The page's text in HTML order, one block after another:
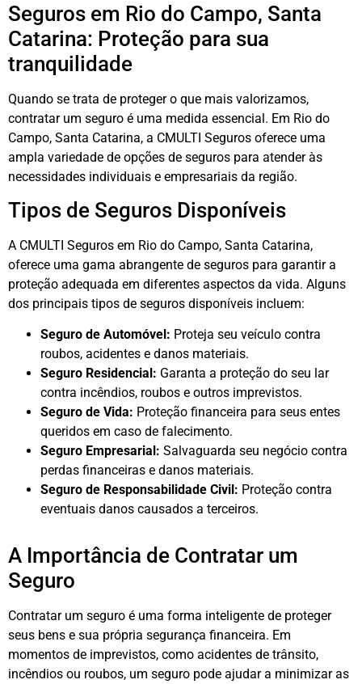
Seguros em Rio do Campo, Santa
Catarina: Proteção para sua
tranquilidade
Quando se trata de proteger o que mais valorizamos,
contratar um seguro é uma medida essencial. Em Rio do
Campo, Santa Catarina, a CMULTI Seguros oferece uma
ampla variedade de opções de seguros para atender às
necessidades individuais e empresariais da região.
Tipos de Seguros Disponíveis
A CMULTI Seguros em Rio do Campo, Santa Catarina,
oferece uma gama abrangente de seguros para garantir a
proteção adequada em diferentes aspectos da vida. Alguns
dos principais tipos de seguros disponíveis incluem:
Seguro de Automóvel: Proteja seu veículo contra
roubos, acidentes e danos materiais.
Seguro Residencial: Garanta a proteção do seu lar
contra incêndios, roubos e outros imprevistos.
Seguro de Vida: Proteção financeira para seus entes
queridos em caso de falecimento.
Seguro Empresarial: Salvaguarda seu negócio contra
perdas financeiras e danos materiais.
Seguro de Responsabilidade Civil: Proteção contra
eventuais danos causados a terceiros.
A Importância de Contratar um
Seguro
Contratar um seguro é uma forma inteligente de proteger
seus bens e sua própria segurança financeira. Em
momentos de imprevistos, como acidentes de trânsito,
incêndios ou roubos, um seguro pode ajudar a minimizar as